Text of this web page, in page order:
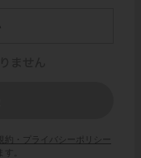
約・プライバシーポリシー
。